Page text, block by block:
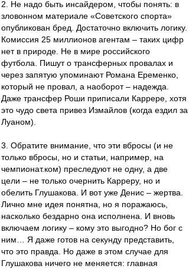
2. Не надо быть инсайдером, чтобы понять: в
зловонном материале «Советского спорта»
опубликован бред. Достаточно включить логику.
Комиссия 25 миллионов агентам – таких цифр
нет в природе. Не в мире российского
футбола. Пишут о трансферных провалах и
через запятую упоминают Романа Еременко,
который не провал, а наоборот – надежда.
Даже трансфер Роши приписали Каррере, хотя
это чудо света привез Измайлов (когда ездил за
Луаном).
3. Обратите внимание, что эти вбросы (и не
только вбросы, но и статьи, например, на
чемпионат.ком) преследуют не одну, а две
цели – не только очернить Карреру, но и
обелить Глушакова. И вот уже Денис – жертва.
Лично мне идея понятна, но я поражаюсь,
насколько бездарно она исполнена. И вновь
включаем логику – кому это выгодно? Но бог с
ним… Я даже готов на секунду представить,
что это правда. Но даже в этом случае для
Глушакова ничего не меняется: главная